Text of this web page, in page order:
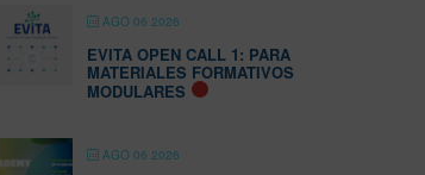
AGO 06 2026
EVITA OPEN CALL 1: PARA
MATERIALES FORMATIVOS
MODULARES
AGO 06 2026